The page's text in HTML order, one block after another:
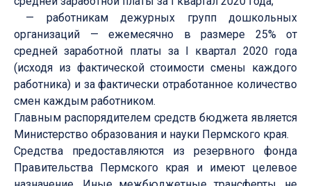
— работникам дежурных групп дошкольных
организаций — ежемесячно в размере 25% от
средней заработной платы за I квартал 2020 года
(исходя из фактической стоимости смены каждого
работника) и за фактически отработанное количество
смен каждым работником.
Главным распорядителем средств бюджета является
Министерство образования и науки Пермского края.
Средства предоставляются из резервного фонда
Правительства Пермского края и имеют целевое